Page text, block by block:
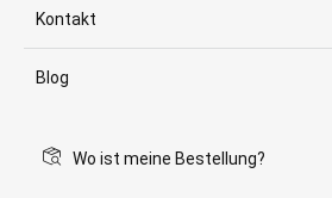
Kontakt
Blog
Wo ist meine Bestellung?